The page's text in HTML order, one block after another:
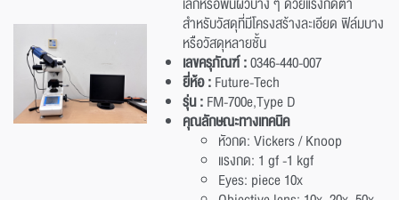
สำหรับวัสดุที่มีโครงสร้างละเอียด ฟิล์มบาง
หรือวัสดุหลายชั้น
เลขครุภัณฑ์ :0346-440-007
ยี่ห้อ :Future-Tech
รุ่น :FM-700e,Type D
คุณลักษณะทางเทคนิค
หัวกด: Vickers / Knoop
แรงกด: 1 gf -1 kgf
Eyes: piece 10x